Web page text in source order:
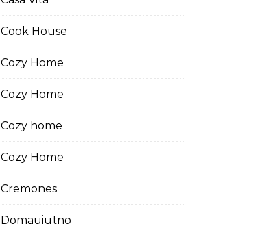
Cook House
Cozy Home
Cozy Home
Cozy home
Cozy Home
Cremones
Domauiutno